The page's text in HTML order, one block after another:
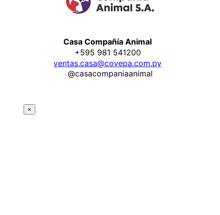
Casa Compañía Animal
+595 981 541200
ventas.casa@covepa.com.py
@casacompaniaanimal
×